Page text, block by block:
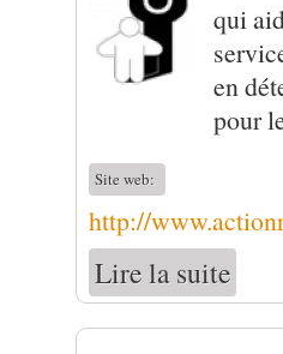
qui
en
pour
Site web:
http://
Lire la suite